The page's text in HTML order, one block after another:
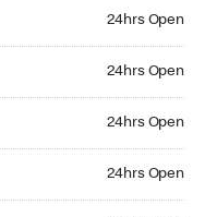
24hrs Open
24hrs Open
24hrs Open
24hrs Open